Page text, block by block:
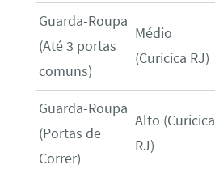
Guarda-Roupa
(Até 3 portas
comuns)
Médio
(Curicica RJ)
Guarda-Roupa
(Portas de
Correr)
Alto (Curicica
RJ)